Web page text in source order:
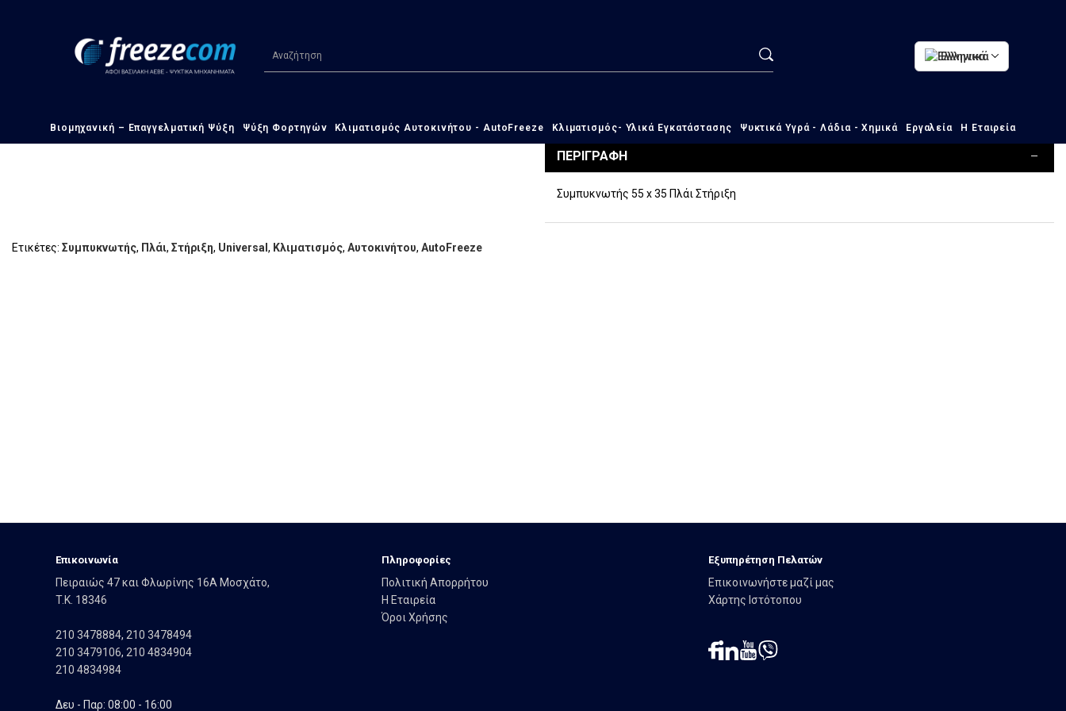
Ελληνικά
Βιομηχανική – Επαγγελματική Ψύξη Ψύξη Φορτηγών Κλιματισμός Αυτοκινήτου - AutoFreeze Κλιματισμός- Υλικά Εγκατάστασης Ψυκτικά Υγρά - Λάδια - Χημικά Εργαλεία Η Εταιρεία
Συμπυκνωτής 55 x 35 Πλάι Στήριξη
Διαθεσιμότητα:Διαθέσιμο
ΠΕΡΙΓΡΑΦΉ
Συμπυκνωτής 55 x 35 Πλάι Στήριξη
Ετικέτες: Συμπυκνωτής, Πλάι, Στήριξη, Universal , Κλιματισμός, Αυτοκινήτου, AutoFreeze
Eπικοινωνία
Πειραιώς 47 και Φλωρίνης 16Α Μοσχάτο,
T.K. 18346
210 3478884, 210 3478494
210 3479106, 210 4834904
210 4834984
Δευ - Παρ: 08:00 - 16:00
Πληροφορίες
Πολιτική Απορρήτου
Η Εταιρεία
Όροι Χρήσης
Εξυπηρέτηση Πελατών
Επικοινωνήστε μαζί μας
Χάρτης Ιστότοπου